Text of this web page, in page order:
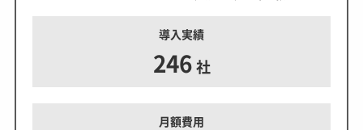
導入実績
246 社
月額費用